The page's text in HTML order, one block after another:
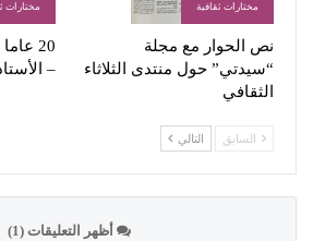
مختارات ثقافية
نص الحوار مع مجلة
“سيدتي” حول منتدى الثلاثاء
الثقافي
مختارات
20
–
السابق التالي
أظهر التعليقات (1)